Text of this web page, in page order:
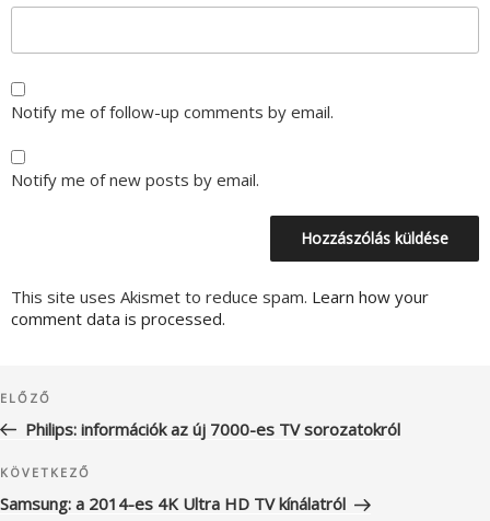
Notify me of follow-up comments by email.
Notify me of new posts by email.
This site uses Akismet to reduce spam. Learn how your
comment data is processed.
navigáció
Korábbi
bejegyzés
ELŐZŐ
Philips: információk az új 7000-es TV sorozatokról
Következő
bejegyzés
KÖVETKEZŐ
Samsung: a 2014-es 4K Ultra HD TV kínálatról